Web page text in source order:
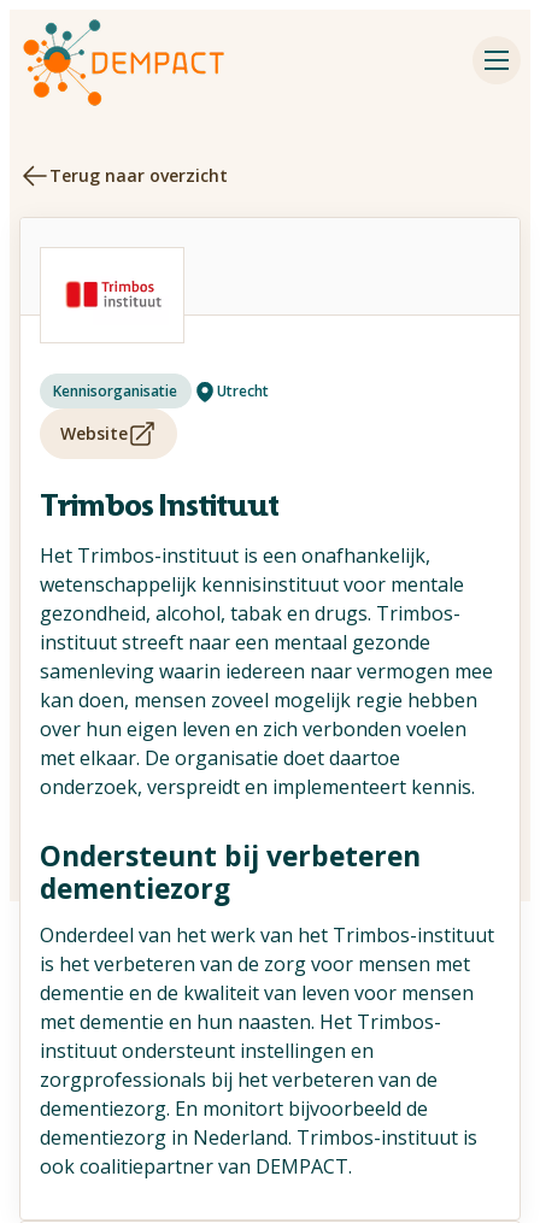
Impact partners
Contact
About DEMPACT
Vind jouw impactpartners
Terug naar overzicht
Kennisorganisatie Utrecht
Website
Trimbos Instituut
Het Trimbos-instituut is een onafhankelijk,
wetenschappelijk kennisinstituut voor mentale
gezondheid, alcohol, tabak en drugs. Trimbos-
instituut streeft naar een mentaal gezonde
samenleving waarin iedereen naar vermogen mee
kan doen, mensen zoveel mogelijk regie hebben
over hun eigen leven en zich verbonden voelen
met elkaar. De organisatie doet daartoe
onderzoek, verspreidt en implementeert kennis.
Ondersteunt bij verbeteren
dementiezorg
Onderdeel van het werk van het Trimbos-instituut
is het verbeteren van de zorg voor mensen met
dementie en de kwaliteit van leven voor mensen
met dementie en hun naasten. Het Trimbos-
instituut ondersteunt instellingen en
zorgprofessionals bij het verbeteren van de
dementiezorg. En monitort bijvoorbeeld de
dementiezorg in Nederland. Trimbos-instituut is
ook coalitiepartner van DEMPACT.